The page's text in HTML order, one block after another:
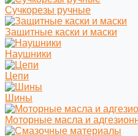
Сучкорезы ручные
Защитные каски и маски
Наушники
Цепи
Шины
Моторные масла и